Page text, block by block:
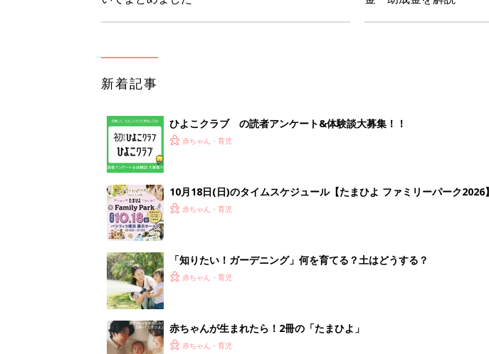
「知りたい！ガーデニング」何を育てる？土はどうする？
< 1 2 3 4 5 >